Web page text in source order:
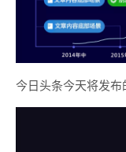
今日头条今天将发布